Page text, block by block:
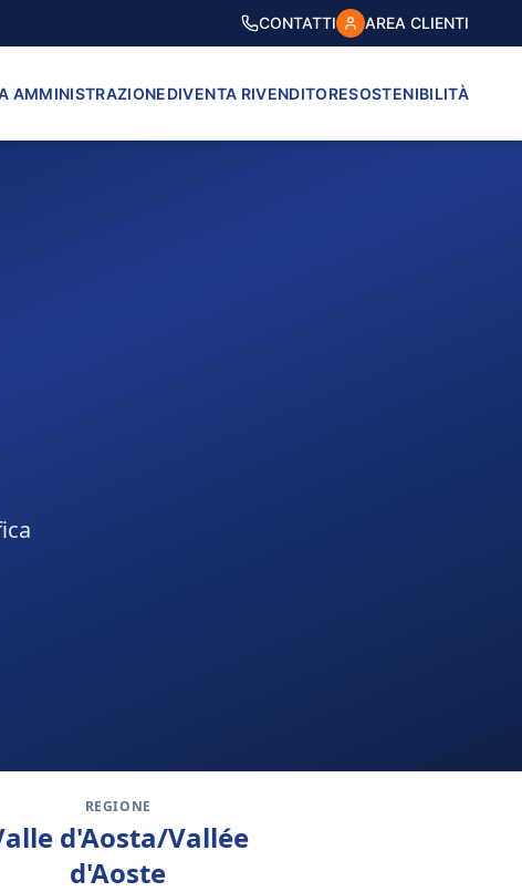
CONTATTI AREA CLIENTI
AMMINISTRAZIONEDIVENTA RIVENDITORESOSTENIBILITÀ
REGIONE
d'Aosta/Vallée
d'Aoste